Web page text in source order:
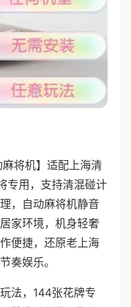
麻将机】适配上海清
专用，支持清混碰计
，自动麻将机静音
家环境，机身轻奢
便捷，还原老上海
奏娱乐。
法，144张花牌专